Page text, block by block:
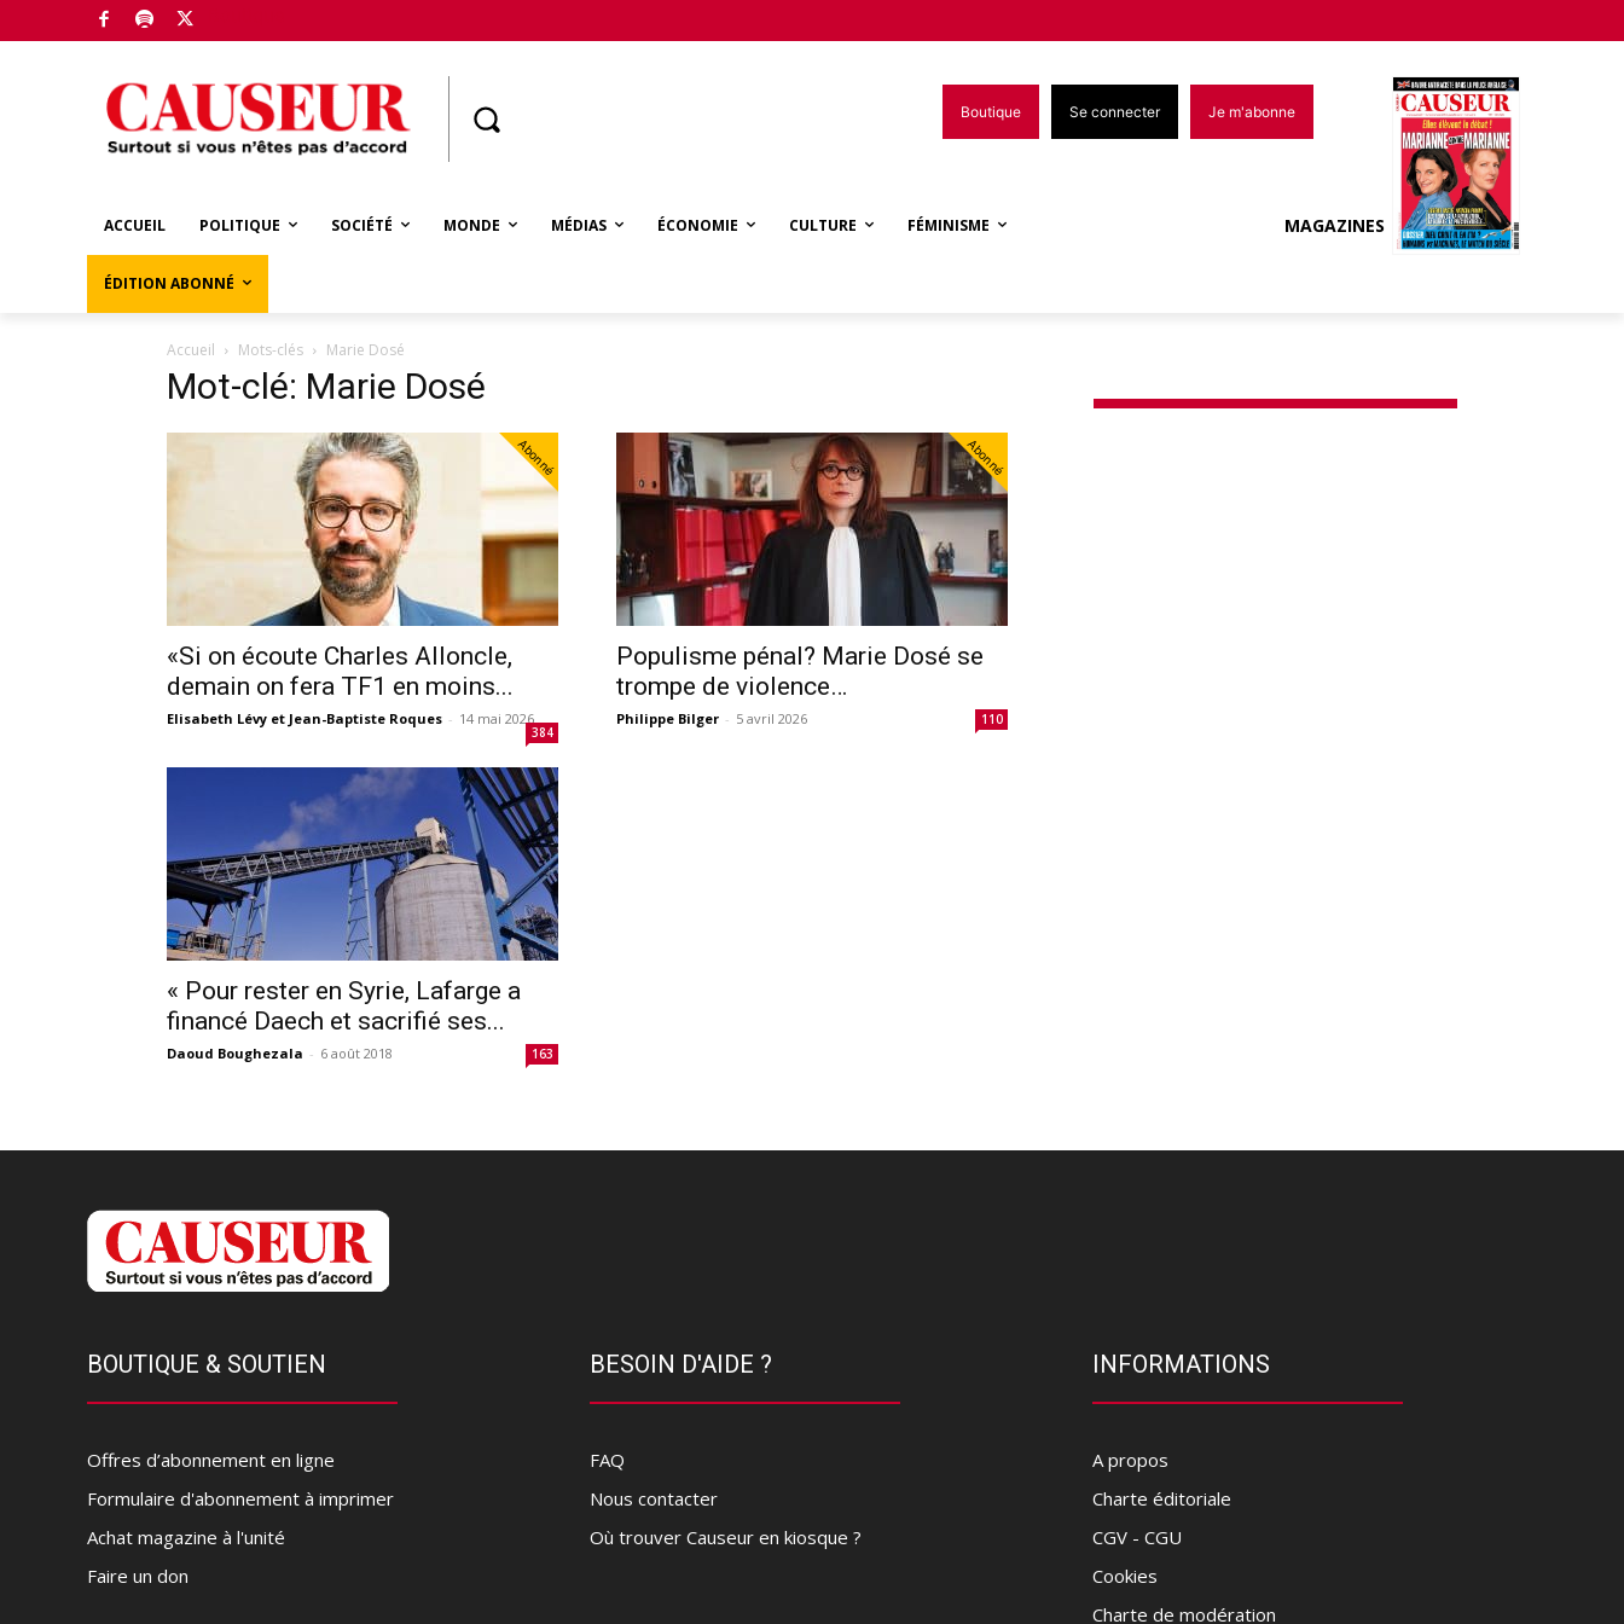
Boutique Se connecter Je m'abonne
ACCUEIL POLITIQUE SOCIÉTÉ MONDE MÉDIAS ÉCONOMIE CULTURE FÉMINISME
ÉDITION ABONNÉ
MAGAZINES
Accueil Mots-clés Marie Dosé
Mot-clé: Marie Dosé
Abonné
«Si on écoute Charles Alloncle,
demain on fera TF1 en moins...
Elisabeth Lévy et Jean-Baptiste Roques - 14 mai 2026
384
Abonné
Populisme pénal? Marie Dosé se
trompe de violence…
Philippe Bilger - 5 avril 2026 110
« Pour rester en Syrie, Lafarge a
financé Daech et sacrifié ses...
Daoud Boughezala - 6 août 2018 163
BOUTIQUE & SOUTIEN
Offres d’abonnement en ligne
Formulaire d'abonnement à imprimer
Achat magazine à l'unité
Faire un don
BESOIN D'AIDE ?
FAQ
Nous contacter
Où trouver Causeur en kiosque ?
INFORMATIONS
A propos
Charte éditoriale
CGV - CGU
Cookies
Charte de modération